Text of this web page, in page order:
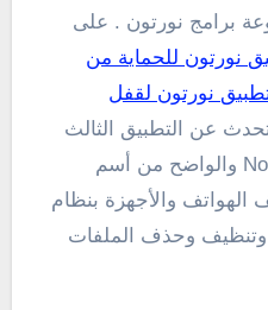
برامج نورتون . على
نورتون للحماية من
نورتون لقفل
عن التطبيق الثالث
الذى يحمل أسم Norton Clean والواضح من أسم
الهواتف والأجهزة بنظام
وتنظيف وحذف الملفات